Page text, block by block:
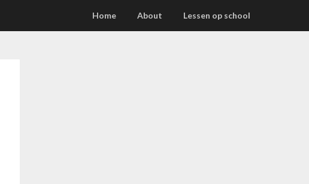
Home About Lessen op school